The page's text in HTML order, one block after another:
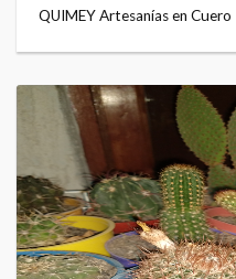
QUIMEY Artesanías en Cuero